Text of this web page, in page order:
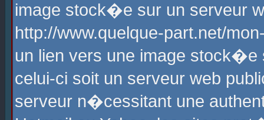
image stock�e sur un serveur
http://www.quelque-part.net/
un lien vers une image
celui-ci soit un serveur web
serveur n�cessitant une